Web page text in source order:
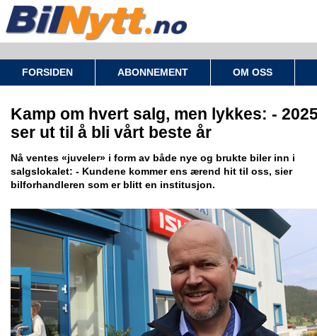
FORSIDEN ABONNEMENT OM OSS
Kamp om hvert salg, men lykkes: -
ser ut til å bli vårt beste år
Nå ventes «juveler» i form av både nye og brukte biler inn i
salgslokalet: - Kundene kommer ens ærend hit til oss, sier
bilforhandleren som er blitt en institusjon.